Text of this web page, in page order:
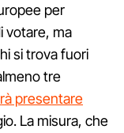
per
votare, ma
si trova fuori
tre
presentare
La misura, che